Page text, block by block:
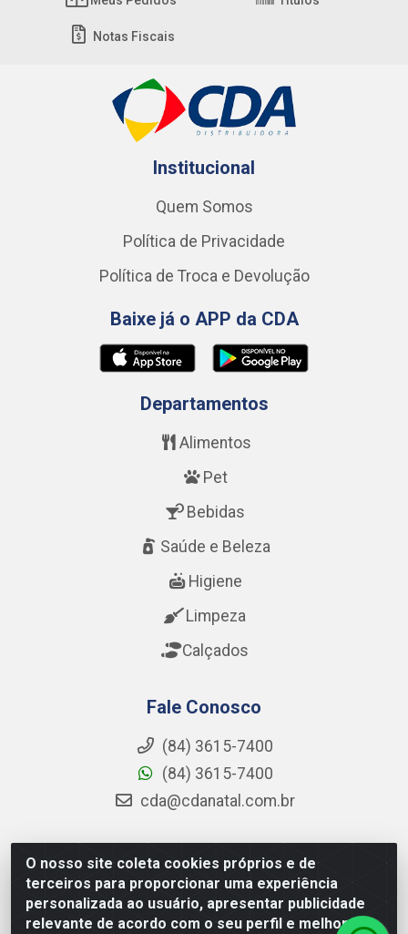
O nosso site coleta cookies próprios e de
terceiros para proporcionar uma experiência
personalizada ao usuário, apresentar publicidade
relevante de acordo com o seu perfil e melhorar a
Notas Fiscais
Institucional
Quem Somos
Política de Privacidade
Política de Troca e Devolução
Baixe já o APP da CDA
Departamentos
Alimentos
Pet
Bebidas
Saúde e Beleza
Higiene
Limpeza
Calçados
Fale Conosco
(84) 3615-7400
(84) 3615-7400
cda@cdanatal.com.br
CDA Distribuidora - Avenida Abel Cabral, 1090 - Nova
Parnamirim, Parnamirim/RN - CEP 59.151-250 - CNPJ
02.275.901/0001-11